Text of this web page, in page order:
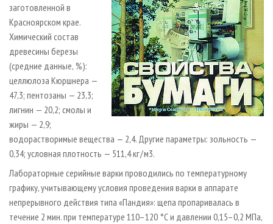
заготовленной в
Красноярском крае.
Химический состав
древесины березы
(средние данные, %):
целлюлоза Кюршнера —
47,3; пентозаны — 23,3;
лигнин — 20,2; смолы и
жиры — 2,9;
водорастворимые вещества — 2,4. Другие параметры: зольность —
0,34; условная плотность — 511,4 кг / м3.
Лабораторные серийные варки проводились по температурному
графику, учитывающему условия проведения варки в аппарате
непрерывного действия типа «Пандия»: щепа пропаривалась в
течение 2 мин. при температуре 110–120 °С и давлении 0,15–0,2 МПа,